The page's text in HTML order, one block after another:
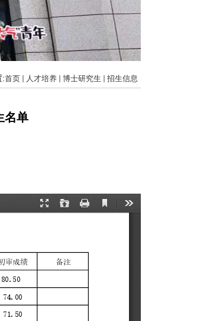
:首页 人才培养 博士研究生 招生信息
名单